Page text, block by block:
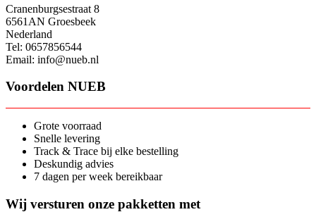
Cranenburgsestraat 8
6561AN Groesbeek
Nederland
Tel: 0657856544
Email: info@nueb.nl
Voordelen NUEB
Grote voorraad
Snelle levering
Track & Trace bij elke bestelling
Deskundig advies
7 dagen per week bereikbaar
Wij versturen onze pakketten met